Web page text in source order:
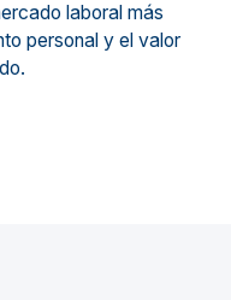
laboral más
personal y el valor